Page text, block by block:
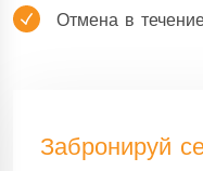
Отмена в
Забронируй